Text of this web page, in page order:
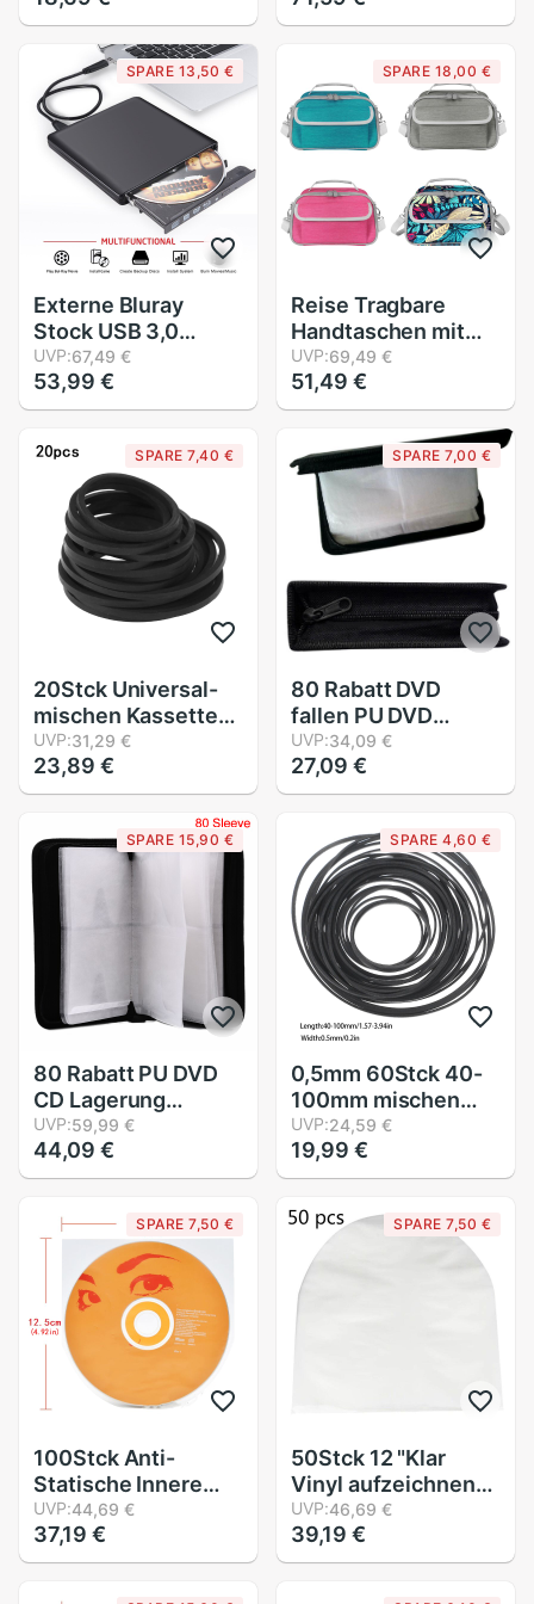
sortiert
Gemeinsame
Quadrat Gummi
Gürtel für Recorder
Walkman DVD Stock
oben Tasche
Doppel LP 2LP Vinyl
aufzeichnungen
SPARE 13,50 €
Externe Bluray
Stock USB 3,0
Optische Laufwerk
Brenner Blu Strahl
Spieler CD / DVD
UVP:67,49 €
53,99 €
SPARE 18,00 €
Reise Tragbare
Handtaschen mit
Taschen Tragen
fallen-abdeckung
Lagerung Kasten
Shulder Tasche für-
Cricut Freude
Maschine und
Zubehör
UVP:69,49 €
51,49 €
SPARE 7,40 €
20Stck Universal-
mischen Kassette
Band Maschine
Gürtel sortiert
Gemeinsame
Gürtel für Recorder
Walkman DVD Stock
UVP:31,29 €
23,89 €
SPARE 7,00 €
80 Rabatt DVD
fallen PU DVD
Lagerung CD Halfter
Tragen Tasche
Brieftasche fallen
Lagerung Kasten
Halfter Leder p6A5
UVP:34,09 €
27,09 €
SPARE 15,90 €
80 Rabatt PU DVD
CD Lagerung
Tasche fallen CD
Halfter Tragen DJ
Faux Leder fallen
Organizer
Brieftasche Kasten
für VCD DVD CD
UVP:59,99 €
44,09 €
SPARE 4,60 €
0,5mm 60Stck 40-
100mm mischen
Kassette Band
Maschine Platz
Gürtel Universal-
U1JA
UVP:24,59 €
19,99 €
SPARE 7,50 €
100Stck Anti-
Statische Innere
Ärmeln Schutzhülle
Tasche für Vinyl LP
Aufzeichnungen
UVP:44,69 €
37,19 €
SPARE 7,50 €
50Stck 12 "Klar
Vinyl aufzeichnen
Protecter LP
aufzeichnen
Kunststoff Taschen
UVP:46,69 €
39,19 €